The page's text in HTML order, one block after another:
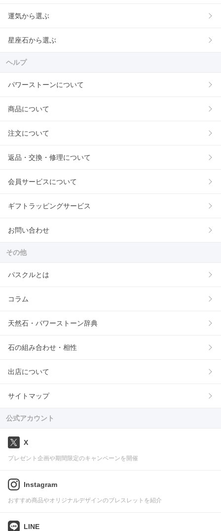
運気から選ぶ
星座石から選ぶ
ヘルプ
パワーストーンについて
商品について
注文について
返品・交換・修理について
会員サービスについて
ギフトラッピングサービス
お問い合わせ
その他
パスクルとは
コラム
天然石・パワーストーン辞典
石の組み合わせ・相性
出店について
サイトマップ
公式アカウント
X
プレゼント企画や期間限定のキャンペーンを開催
Instagram
おすすめ商品やオリジナルデザインのブレスレットを紹介
LINE